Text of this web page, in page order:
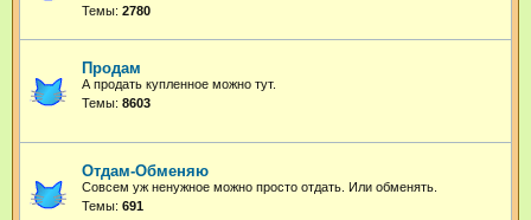
Темы: 2780
Продам
А продать купленное можно тут.
Темы: 8603
Отдам-Обменяю
Совсем уж ненужное можно просто отдать. Или обменять.
Темы: 691